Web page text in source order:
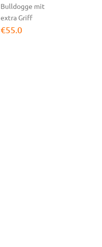
Hundegeschirr
Leder TOP-
Klasse |...
Bulldogge mit
extra Griff
€55.0